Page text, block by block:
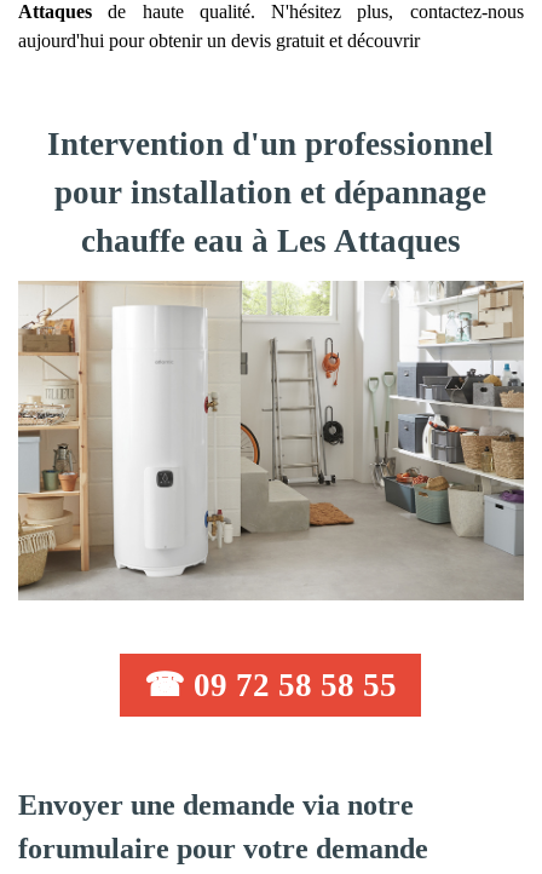
Attaques de haute qualité. N'hésitez plus, contactez-nous
aujourd'hui pour obtenir un devis gratuit et découvrir
Intervention d'un professionnel
pour installation et dépannage
chauffe eau à Les Attaques
☎ 09 72 58 58 55
Envoyer une demande via notre
forumulaire pour votre demande